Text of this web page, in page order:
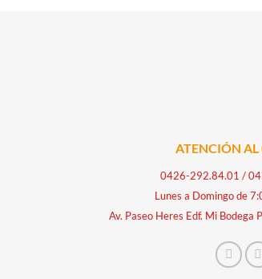
ATENCIÓN AL
0426-292.84.01 /
Lunes a Domingo de
Av. Paseo Heres Edf. Mi Bodega